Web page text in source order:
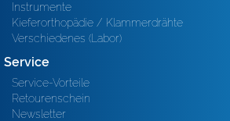
Instrumente
Kieferorthopädie / Klammerdrähte
Verschiedenes (Labor)
Service
Service-Vorteile
Retourenschein
Newsletter